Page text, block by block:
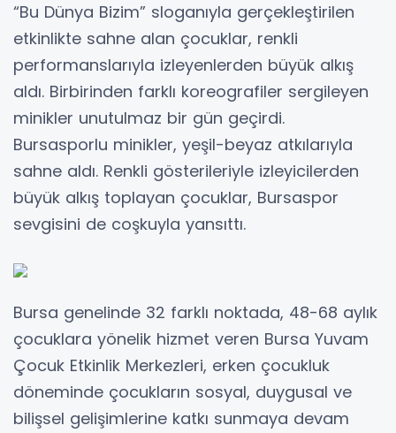
“Bu Dünya Bizim” sloganıyla gerçekleştirilen
etkinlikte sahne alan çocuklar, renkli
performanslarıyla izleyenlerden büyük alkış
aldı. Birbirinden farklı koreografiler sergileyen
minikler unutulmaz bir gün geçirdi.
Bursasporlu minikler, yeşil-beyaz atkılarıyla
sahne aldı. Renkli gösterileriyle izleyicilerden
büyük alkış toplayan çocuklar, Bursaspor
sevgisini de coşkuyla yansıttı.
Bursa genelinde 32 farklı noktada, 48-68 aylık
çocuklara yönelik hizmet veren Bursa Yuvam
Çocuk Etkinlik Merkezleri, erken çocukluk
döneminde çocukların sosyal, duygusal ve
bilişsel gelişimlerine katkı sunmaya devam